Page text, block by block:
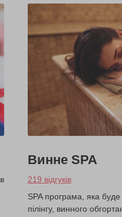
Винне SPA
219 відгуків
SPA програма, яка
пілінгу, винного